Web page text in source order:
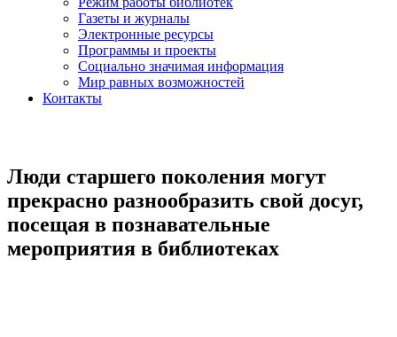
Газеты и журналы
Электронные ресурсы
Программы и проекты
Социально значимая информация
Мир равных возможностей
Контакты
Люди старшего поколения могут
прекрасно разнообразить свой досуг,
посещая в познавательные
мероприятия в библиотеках